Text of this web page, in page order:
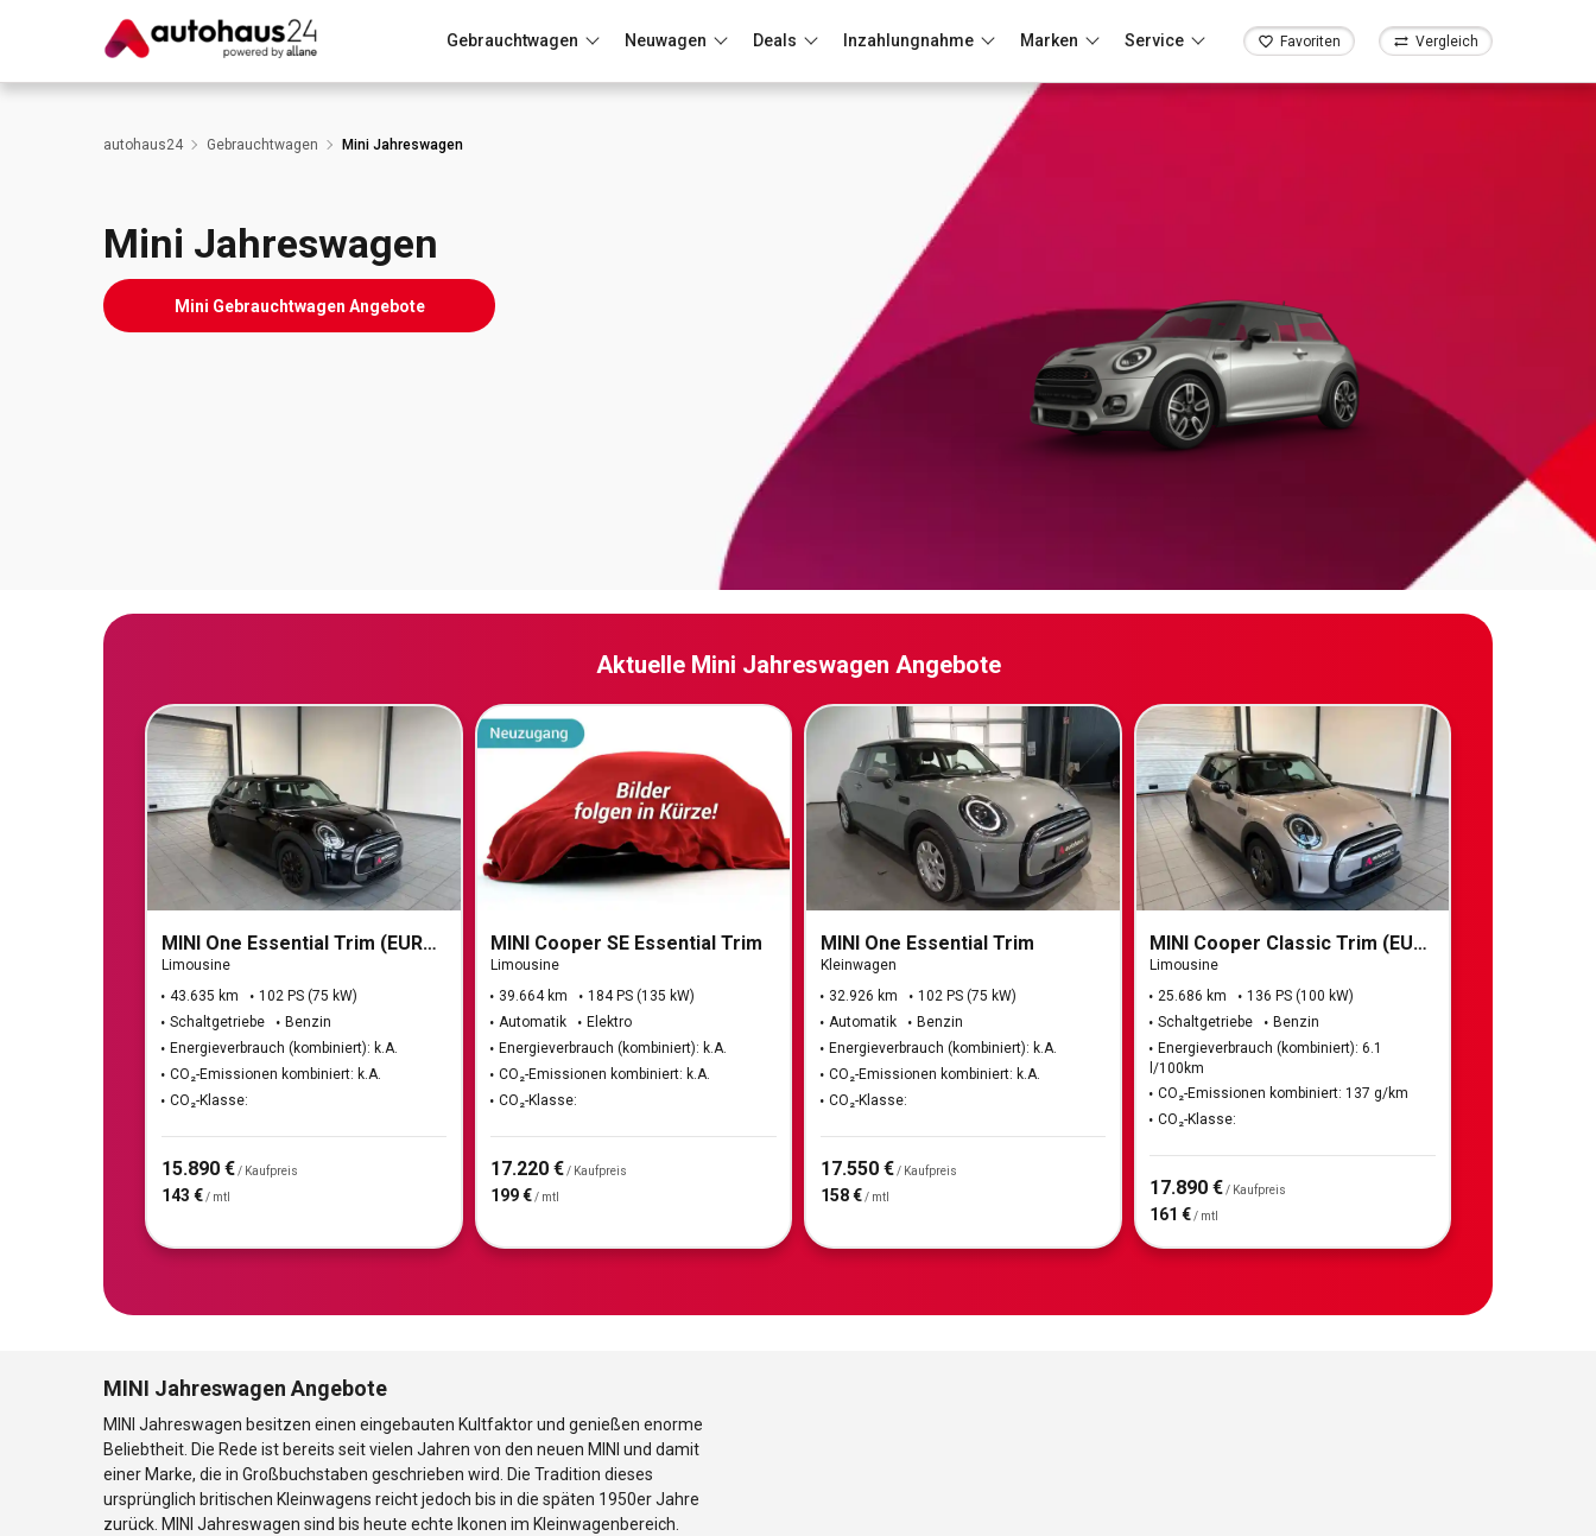
Gebrauchtwagen Neuwagen Deals Inzahlungnahme Marken Service Favoriten Vergleich
Wir bewerten dein AutoRund um die Inzahlungnahme
autohaus24 Gebrauchtwagen Mini Jahreswagen
Mini Jahreswagen
Mini Gebrauchtwagen Angebote
Aktuelle Mini Jahreswagen Angebote
MINI One Essential Trim (EURO 6d)
Limousine
43.635 km
102 PS (75 kW)
Schaltgetriebe
Benzin
Energieverbrauch (kombiniert): k.A.
CO₂-Emissionen kombiniert: k.A.
CO₂-Klasse:
15.890 € / Kaufpreis
143 € / mtl
MINI Cooper SE Essential Trim
Limousine
39.664 km
184 PS (135 kW)
Automatik
Elektro
Energieverbrauch (kombiniert): k.A.
CO₂-Emissionen kombiniert: k.A.
CO₂-Klasse:
17.220 €/ Kaufpreis
199 €/ mtl
MINI One Essential Trim
Kleinwagen
32.926 km
102 PS (75 kW)
Automatik
Benzin
Energieverbrauch (kombiniert): k.A.
CO₂-Emissionen kombiniert: k.A.
CO₂-Klasse:
17.550 € / Kaufpreis
158 € / mtl
MINI Cooper Classic Trim (EURO 6d)
Limousine
25.686 km
136 PS (100 kW)
Schaltgetriebe
Benzin
Energieverbrauch (kombiniert): 6.1
l/100km
CO₂-Emissionen kombiniert: 137 g/km
CO₂-Klasse:
17.890 €/ Kaufpreis
161 €/ mtl
MINI Jahreswagen Angebote
MINI Jahreswagen besitzen einen eingebauten Kultfaktor und genießen enorme
Beliebtheit. Die Rede ist bereits seit vielen Jahren von den neuen MINI und damit
einer Marke, die in Großbuchstaben geschrieben wird. Die Tradition dieses
ursprünglich britischen Kleinwagens reicht jedoch bis in die späten 1950er Jahre
zurück. MINI Jahreswagen sind bis heute echte Ikonen im Kleinwagenbereich.